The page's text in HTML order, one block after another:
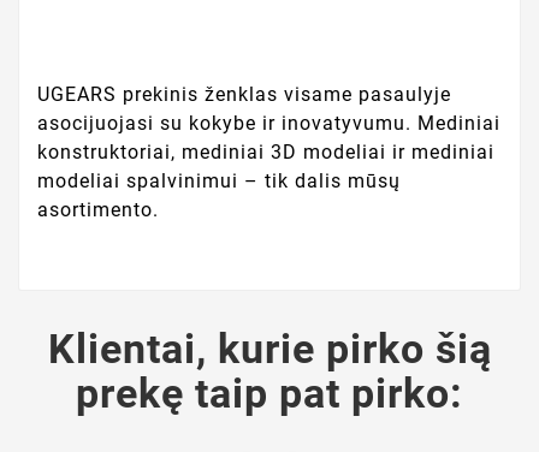
UGEARS prekinis ženklas visame pasaulyje
asocijuojasi su kokybe ir inovatyvumu. Mediniai
konstruktoriai, mediniai 3D modeliai ir mediniai
modeliai spalvinimui – tik dalis mūsų
asortimento.
Klientai, kurie pirko šią
prekę taip pat pirko: